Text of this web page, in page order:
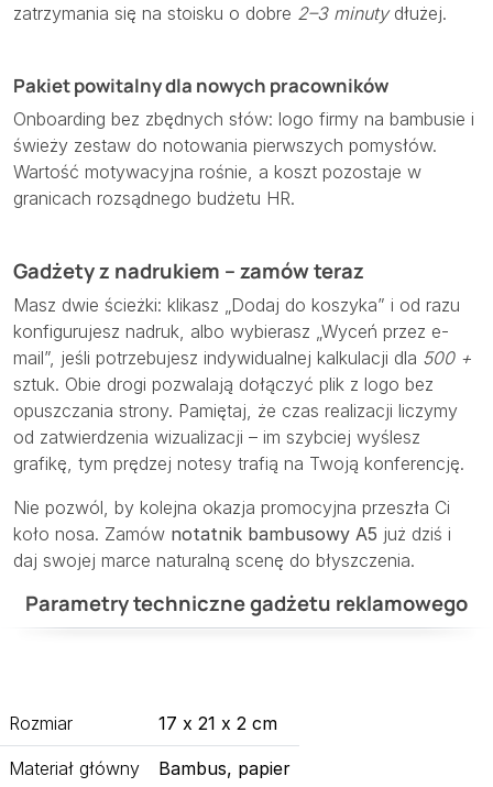
zatrzymania się na stoisku o dobre 2–3 minutydłużej.
Pakiet powitalny dla nowych pracowników
Onboarding bez zbędnych słów: logo firmy na bambusie i
świeży zestaw do notowania pierwszych pomysłów.
Wartość motywacyjna rośnie, a koszt pozostaje w
granicach rozsądnego budżetu HR.
Gadżety z nadrukiem – zamów teraz
Masz dwie ścieżki: klikasz „Dodaj do koszyka” i od razu
konfigurujesz nadruk, albo wybierasz „Wyceń przez e-
mail”, jeśli potrzebujesz indywidualnej kalkulacji dla 500 +
sztuk. Obie drogi pozwalają dołączyć plik z logo bez
opuszczania strony. Pamiętaj, że czas realizacji liczymy
od zatwierdzenia wizualizacji – im szybciej wyślesz
grafikę, tym prędzej notesy trafią na Twoją konferencję.
Nie pozwól, by kolejna okazja promocyjna przeszła Ci
koło nosa. Zamów notatnik bambusowy A5 już dziś i
daj swojej marce naturalną scenę do błyszczenia.
Parametry techniczne gadżetu reklamowego
Rozmiar 17 x 21 x 2 cm
Materiał główny Bambus, papier